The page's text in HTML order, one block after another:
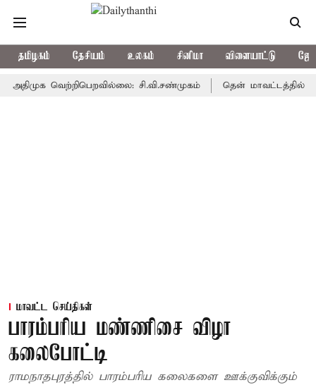
தமிழகம் தேசியம் உலகம் சினிமா விளையாட்டு
வெற்றிபெறவில்லை: சி.வி.சண்முகம் தென் மாவட்டத்தில் அதிமுக
மாவட்ட செய்திகள்
பாரம்பரிய மண்ணிசை விழா
கலைபோட்டி
ராமநாதபுரத்தில் பாரம்பரிய கலைகளை ஊக்குவிக்கும்